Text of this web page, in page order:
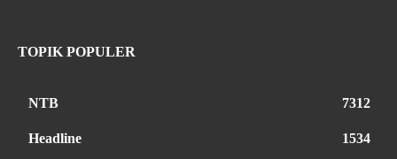
TOPIK POPULER
NTB 7312
Headline 1534